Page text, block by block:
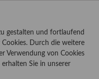
gestalten und fortlaufend
Durch die weitere
Verwendung von Cookies
Sie in unserer